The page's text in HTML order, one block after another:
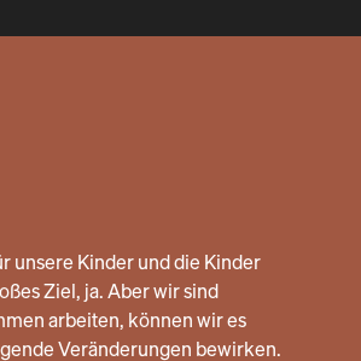
unsere Kinder und die Kinder
Ziel, ja. Aber wir sind
arbeiten, können wir es
Veränderungen bewirken.